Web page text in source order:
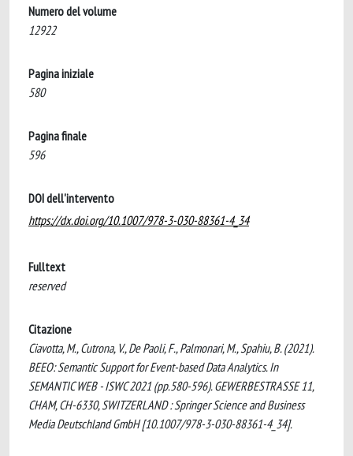
Numero del volume
12922
Pagina iniziale
580
Pagina finale
596
DOI dell'intervento
https://dx.doi.org/10.1007/978-3-030-88361-4_34
Fulltext
reserved
Citazione
Ciavotta, M., Cutrona, V., De Paoli, F., Palmonari, M., Spahiu, B. (2021).
BEEO: Semantic Support for Event-based Data Analytics. In
SEMANTIC WEB - ISWC 2021 (pp.580-596). GEWERBESTRASSE 11,
CHAM, CH-6330, SWITZERLAND : Springer Science and Business
Media Deutschland GmbH [10.1007/978-3-030-88361-4_34].